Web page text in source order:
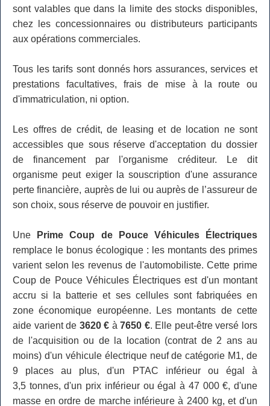
sont valables que dans la limite des stocks disponibles,
chez les concessionnaires ou distributeurs participants
aux opérations commerciales.
Tous les tarifs sont donnés hors assurances, services et
prestations facultatives, frais de mise à la route ou
d'immatriculation, ni option.
Les offres de crédit, de leasing et de location ne sont
accessibles que sous réserve d'acceptation du dossier
de financement par l'organisme créditeur. Le dit
organisme peut exiger la souscription d'une assurance
perte financière, auprès de lui ou auprès de l’assureur de
son choix, sous réserve de pouvoir en justifier.
Une
Prime Coup de Pouce Véhicules Électriques
remplace le bonus écologique : les montants des primes
varient selon les revenus de l'automobiliste. Cette prime
Coup de Pouce Véhicules Électriques est d'un montant
accru si la batterie et ses cellules sont fabriquées en
zone économique européenne. Les montants de cette
aide varient de 3620 € à7650 €. Elle peut-être versé lors
de l'acquisition ou de la location (contrat de 2 ans au
moins) d'un véhicule électrique neuf de catégorie M1, de
9 places au plus, d'un PTAC inférieur ou égal à
3,5 tonnes, d'un prix inférieur ou égal à 47 000 €, d'une
masse en ordre de marche inférieure à 2400 kg, et d'un